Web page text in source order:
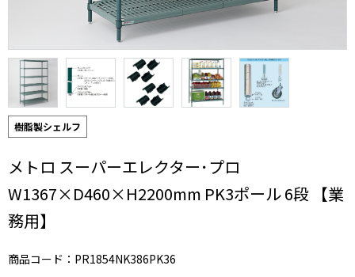
樹脂製シェルフ
メトロ スーパーエレクター･プロ
W1367×D460×H2200mm PK3ポール 6段 【業
務用】
商品コード：PR1854NK386PK36